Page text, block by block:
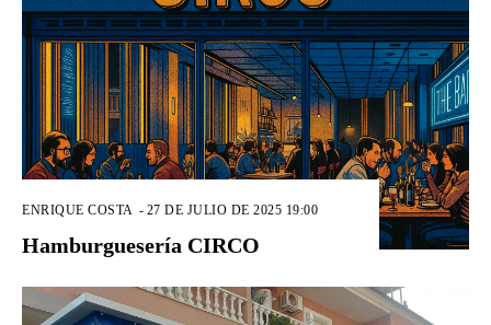
ENRIQUE COSTA - 27 DE JULIO DE 2025 19:00
Hamburguesería CIRCO